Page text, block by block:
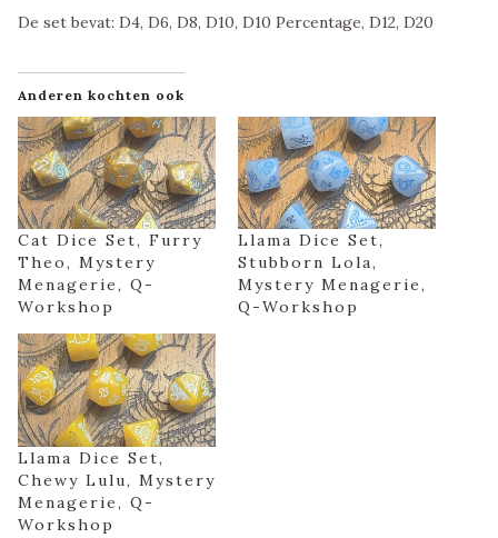
De set bevat: D4, D6, D8, D10, D10 Percentage, D12, D20
Anderen kochten ook
Cat Dice Set, Furry
Theo, Mystery
Menagerie, Q-
Workshop
Llama Dice Set,
Stubborn Lola,
Mystery Menagerie,
Q-Workshop
Llama Dice Set,
Chewy Lulu, Mystery
Menagerie, Q-
Workshop